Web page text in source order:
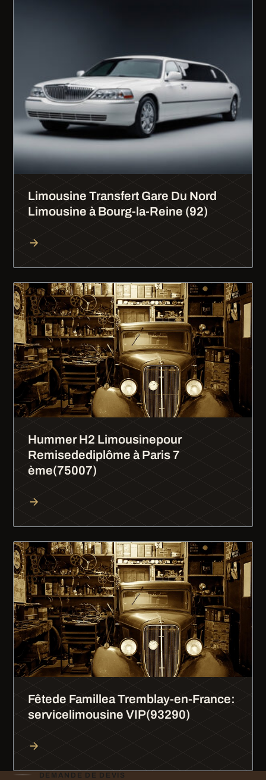
Limousine Transfert Gare Du Nord
Limousine à Bourg-la-Reine (92)
Hummer H2 Limousinepour
Remisedediplôme à Paris 7
ème(75007)
Fêtede Famillea Tremblay-en-France:
servicelimousine VIP(93290)
DEMANDE DE DEVIS